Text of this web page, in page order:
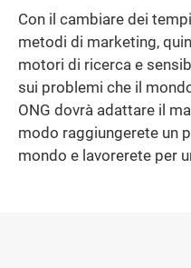
Con il cambiare dei
metodi di marketing,
motori di ricerca e
sui problemi che il
ONG dovrà adattare il
modo raggiungerete un
mondo e lavorerete per